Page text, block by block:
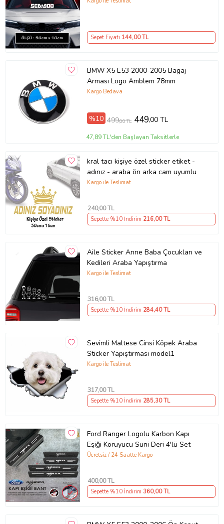
Sepet Fiyatı 144,00 TL
BMW X5 E53 2000-2005 Bagaj
Arması Logo Amblem 78mm
Kargo Bedava
%10 499,00 TL 449,00 TL
47,89 TL'den Başlayan Taksitlerle
kral tacı kişiye özel sticker etiket -
adınız - araba ön arka cam uyumlu
Kargo ile Teslimat
240,00 TL
Sepette %10 İndirim 216,00 TL
Aile Sticker Anne Baba Çocukları ve
Kedileri Araba Yapıştırma
Kargo ile Teslimat
316,00 TL
Sepette %10 İndirim 284,40 TL
Sevimli Maltese Cinsi Köpek Araba
Sticker Yapıştırması model1
Kargo ile Teslimat
317,00 TL
Sepette %10 İndirim 285,30 TL
Ford Ranger Logolu Karbon Kapı
Eşiği Koruyucu Suni Deri 4'lü Set
Ücretsiz / 24 Saatte Kargo
400,00 TL
Sepette %10 İndirim 360,00 TL